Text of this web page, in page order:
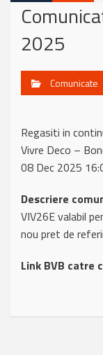
2025
Comunicate
Regasiti in
Vivre Deco –
08 Dec 2025
Descriere
VIV26E valabil
nou pret de
Link BVB catre